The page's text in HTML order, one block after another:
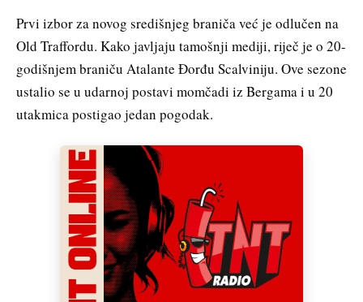
Prvi izbor za novog središnjeg braniča već je odlučen na
Old Traffordu. Kako javljaju tamošnji mediji, riječ je o 20-
godišnjem braniču Atalante Đorđu Scalviniju. Ove sezone
ustalio se u udarnoj postavi momčadi iz Bergama i u 20
utakmica postigao jedan pogodak.